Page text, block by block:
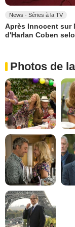
News - Séries à la TV
Après Innocent sur
d'Harlan Coben
Photos de